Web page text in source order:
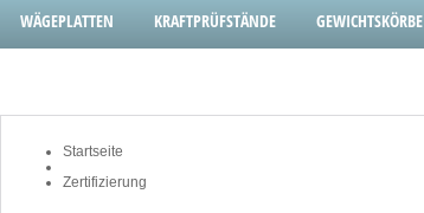
WÄGEPLATTEN KRAFTPRÜFSTÄNDE GEWICHTSKÖRBE
Startseite
Zertifizierung